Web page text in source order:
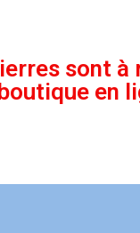
sont à
en